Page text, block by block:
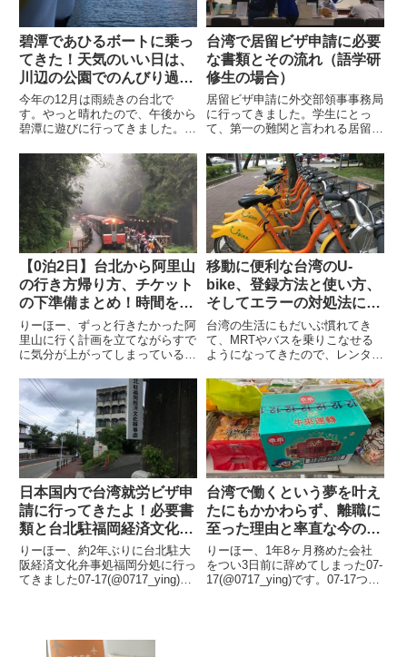
碧潭であひるボートに乗っ
てきた！天気のいい日は、
川辺の公園でのんびり過ご
すのもいいよ
今年の12月は雨続きの台北で
す。やっと晴れたので、午後から
碧潭に遊びに行ってきました。熱
でのんびりするのにもってこいで
す。碧潭は台北市のお隣、新北市
になるのですが、アクセスもしや
すく気軽に遊びに行けます。碧潭
へ...
台湾で居留ビザ申請に必要
な書類とその流れ（語学研
修生の場合）
居留ビザ申請に外交部領事事務局
に行ってきました。学生にとっ
て、第一の難関と言われる居留ビ
た！と思っていたら、落とし穴
が..。すんなり終わると思われた
申請でしたが、書類が受理されず
次の日に再度申し込みに行きまし
た。...
【0泊2日】台北から阿里山
の行き方帰り方、チケット
の下準備まとめ！時間を有
効に使いたい人におすすめ
りーほー、ずっと行きたかった阿
里山に行く計画を立てながらすで
に気分が上がってしまっている
留学中はたくさん時間があったけ
ど、今回は限られた時間そこで、
日帰り阿里山、嘉義もしくは阿里
山で1泊など...
移動に便利な台湾のU-
bike、登録方法と使い方、
そしてエラーの対処法につ
いて
台湾の生活にもだいぶ慣れてき
て、MRTやバスを乗りこなせる
ようになってきたので、レンタサ
てみることに。最近ずっと雨続き
で自転車を利用する機会がなかな
かなかったけれど、一度利用する
と快適でとても便利です。学...
日本国内で台湾就労ビザ申
請に行ってきたよ！必要書
類と台北駐福岡経済文化弁
事処での手続きについて
（就労、雇用の場合）
りーほー、約2年ぶりに台北駐大
阪経済文化弁事処福岡分処に行っ
てきました07-17(@0717_ying)で
は日本国内でも、台湾に入国して
からでも、...
台湾で働くという夢を叶え
たにもかかわらず、離職に
至った理由と率直な今の心
境
りーほー、1年8ヶ月務めた会社
をつい3日前に辞めてしまった07-
17(@0717_ying)です。07-17つい